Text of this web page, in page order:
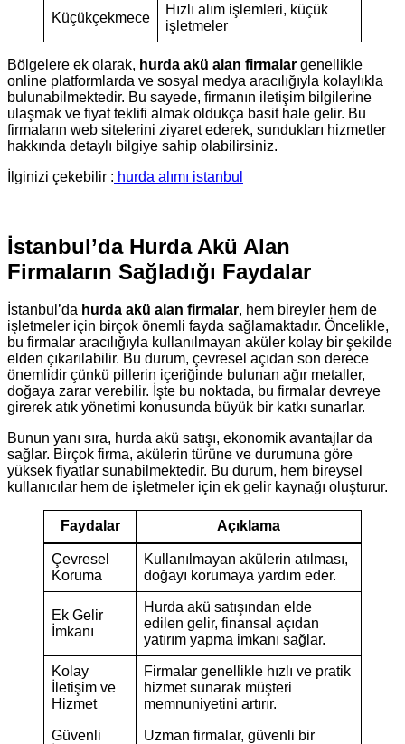
Küçükçekmece
Hızlı alım işlemleri, küçük
işletmeler
Bölgelere ek olarak, hurda akü alan firmalar genellikle
online platformlarda ve sosyal medya aracılığıyla kolaylıkla
bulunabilmektedir. Bu sayede, firmanın iletişim bilgilerine
ulaşmak ve fiyat teklifi almak oldukça basit hale gelir. Bu
firmaların web sitelerini ziyaret ederek, sundukları hizmetler
hakkında detaylı bilgiye sahip olabilirsiniz.
İlginizi çekebilir : hurda alımı istanbul
İstanbul’da Hurda Akü Alan
Firmaların Sağladığı Faydalar
İstanbul’da hurda akü alan firmalar, hem bireyler hem de
işletmeler için birçok önemli fayda sağlamaktadır. Öncelikle,
bu firmalar aracılığıyla kullanılmayan aküler kolay bir şekilde
elden çıkarılabilir. Bu durum, çevresel açıdan son derece
önemlidir çünkü pillerin içeriğinde bulunan ağır metaller,
doğaya zarar verebilir. İşte bu noktada, bu firmalar devreye
girerek atık yönetimi konusunda büyük bir katkı sunarlar.
Bunun yanı sıra, hurda akü satışı, ekonomik avantajlar da
sağlar. Birçok firma, akülerin türüne ve durumuna göre
yüksek fiyatlar sunabilmektedir. Bu durum, hem bireysel
kullanıcılar hem de işletmeler için ek gelir kaynağı oluşturur.
Faydalar Açıklama
Çevresel
Koruma
Kullanılmayan akülerin atılması,
doğayı korumaya yardım eder.
Ek Gelir
İmkanı
Hurda akü satışından elde
edilen gelir, finansal açıdan
yatırım yapma imkanı sağlar.
Kolay
İletişim ve
Hizmet
Firmalar genellikle hızlı ve pratik
hizmet sunarak müşteri
memnuniyetini artırır.
Güvenli Uzman firmalar, güvenli bir